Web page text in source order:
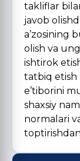
takliflar
javob
a’zosining
olish va
ishtirok
tatbiq etish
e’tiborini
shaxsiy
normalari